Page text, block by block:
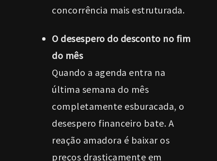
concorrência mais estruturada.
O desespero do desconto no fim
do mês
Quando a agenda entra na
última semana do mês
completamente esburacada, o
desespero financeiro bate. A
reação amadora é baixar os
preços drasticamente em